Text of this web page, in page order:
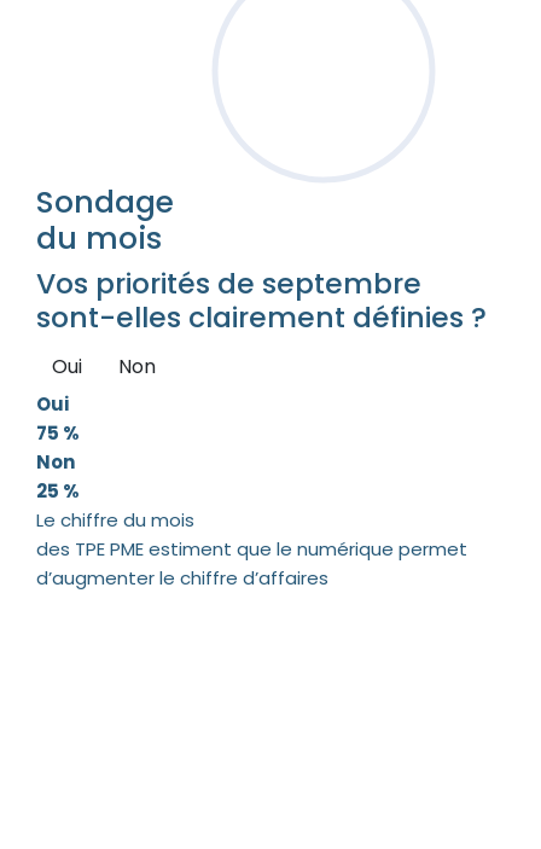
Sondage
du mois
Vos priorités de septembre
sont-elles clairement définies ?
Oui Non
Oui
75 %
Non
25 %
Le chiffre du mois
des TPE PME estiment que le numérique permet
d’augmenter le chiffre d’affaires